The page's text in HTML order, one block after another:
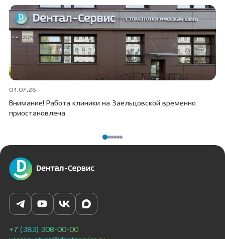
01.07.26
Внимание! Работа клиники на Заельцовской временно
приостановлена
+7 (383) 308-00-00